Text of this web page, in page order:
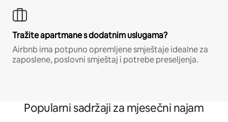
Tražite apartmane s dodatnim uslugama?
Airbnb ima potpuno opremljene smještaje idealne za
zaposlene, poslovni smještaj i potrebe preseljenja.
Popularni sadržaji za mjesečni najam